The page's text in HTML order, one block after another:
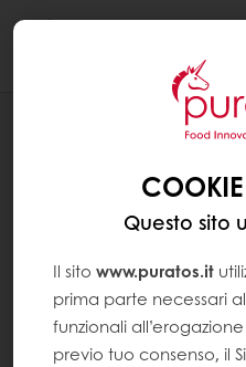
CIOCCOLATO
Questo sito
Il sito www.puratos.it
prima parte necessari
funzionali
previo tuo consenso, il